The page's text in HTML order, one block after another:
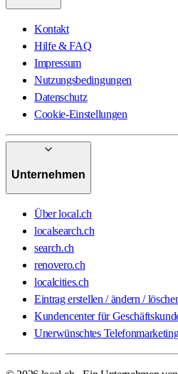
Kontakt
Hilfe & FAQ
Impressum
Nutzungsbedingungen
Datenschutz
Cookie-Einstellungen
Unternehmen
Über local.ch
localsearch.ch
search.ch
renovero.ch
localcities.ch
Eintrag erstellen / ändern /
Kundencenter für
Unerwünschtes